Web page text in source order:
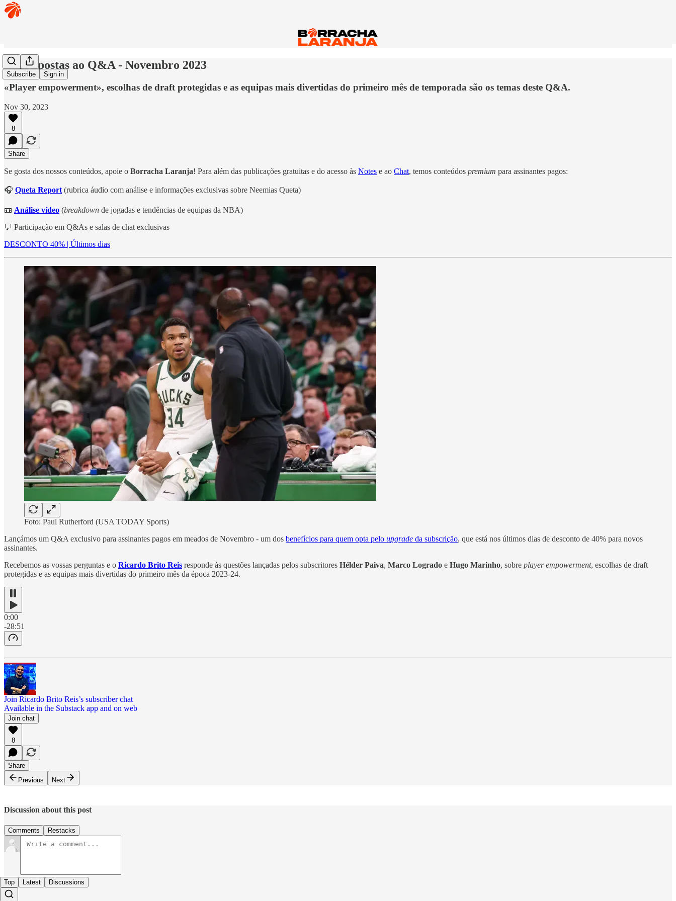
Subscribe Sign in
🏀 Respostas ao Q&A - Novembro 2023
«Player empowerment», escolhas de draft protegidas e as equipas mais divertidas do primeiro mês de temporada são os temas deste Q&A.
Nov 30, 2023
8
Share
Se gosta dos nossos conteúdos, apoie o Borracha Laranja! Para além das publicações gratuitas e do acesso às Notes e ao Chat, temos conteúdos premium para assinantes pagos:
🎧 Queta Report (rubrica áudio com análise e informações exclusivas sobre Neemias Queta)
📼 Análise vídeo (breakdown de jogadas e tendências de equipas da NBA)
💬 Participação em Q&As e salas de chat exclusivas
DESCONTO 40% | Últimos dias
Foto: Paul Rutherford (USA TODAY Sports)
Lançámos um Q&A exclusivo para assinantes pagos em meados de Novembro - um dos benefícios para quem opta pelo upgrade da subscrição, que está nos últimos dias de desconto de 40% para novos
assinantes.
Recebemos as vossas perguntas e o Ricardo Brito Reis responde às questões lançadas pelos subscritores Hélder Paiva, Marco Logrado e Hugo Marinho, sobre player empowerment, escolhas de draft
protegidas e as equipas mais divertidas do primeiro mês da época 2023-24.
0:00
-28:51
Join Ricardo Brito Reis’s subscriber chat
Available in the Substack app and on web
Join chat
8
Share
Previous
Next
Discussion about this post
Comments Restacks
Top Latest Discussions